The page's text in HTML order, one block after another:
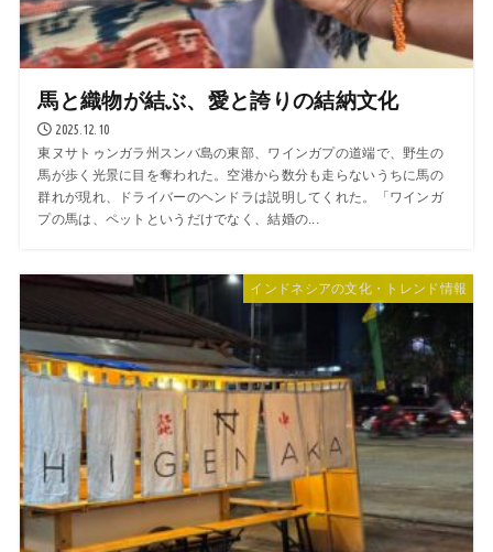
馬と織物が結ぶ、愛と誇りの結納文化
2025.12.10
東ヌサトゥンガラ州スンバ島の東部、ワインガプの道端で、野生の
馬が歩く光景に目を奪われた。空港から数分も走らないうちに馬の
群れが現れ、ドライバーのヘンドラは説明してくれた。「ワインガ
プの馬は、ペットというだけでなく、結婚の...
インドネシアの文化・トレンド情報